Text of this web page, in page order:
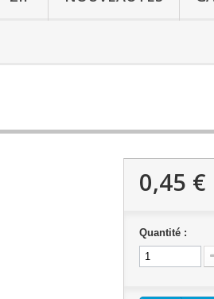
0,45 €
Quantité :